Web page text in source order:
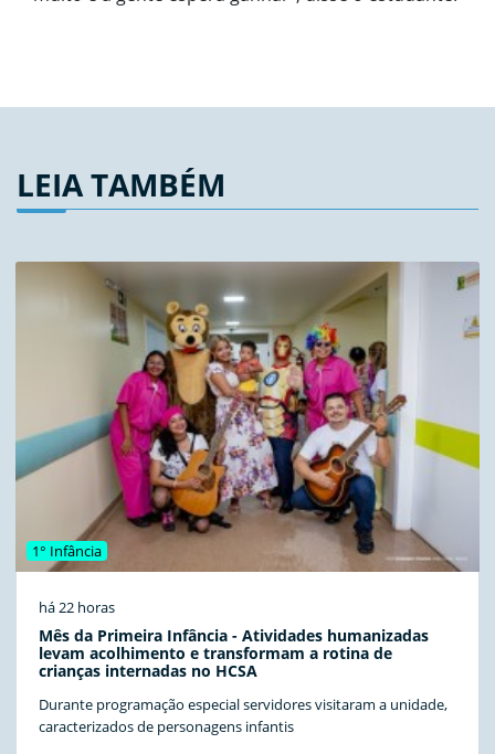
LEIA TAMBÉM
1° Infância
há 22 horas
Mês da Primeira Infância - Atividades humanizadas
levam acolhimento e transformam a rotina de
crianças internadas no HCSA
Durante programação especial servidores visitaram a unidade,
caracterizados de personagens infantis